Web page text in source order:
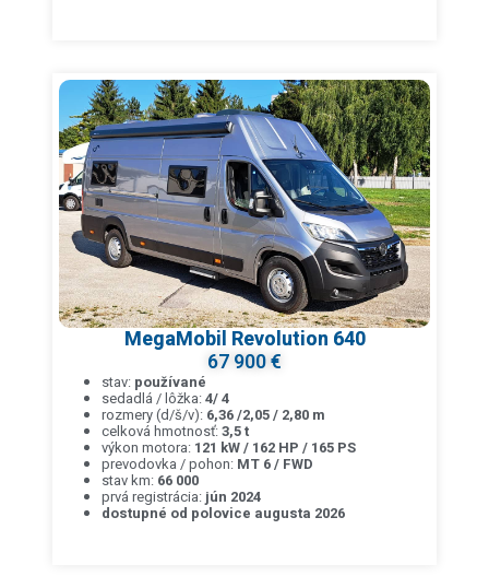
MegaMobil Revolution 640
67 900 €
stav: používané
sedadlá / lôžka:4/ 4
rozmery (d/š/v): 6,36 /2,05 / 2,80 m
celková hmotnosť:3,5 t
výkon motora: 121 kW / 162 HP / 165 PS
prevodovka / pohon: MT 6 / FWD
stav km: 66 000
prvá registrácia: jún 2024
dostupné od polovice augusta 2026